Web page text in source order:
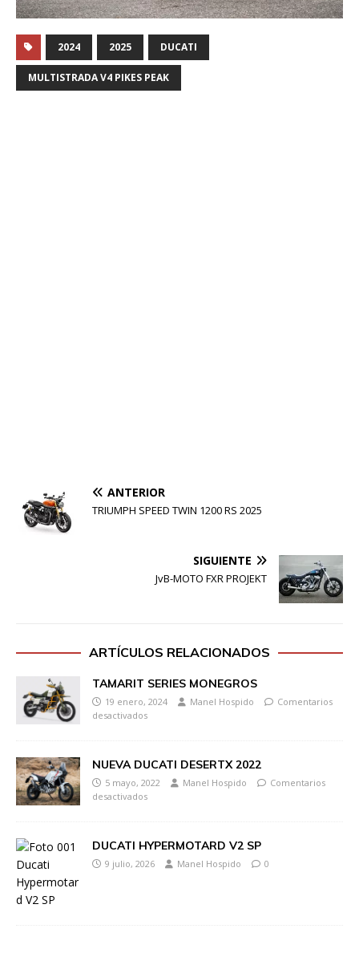
2024 2025 DUCATI
MULTISTRADA V4 PIKES PEAK
ANTERIOR
TRIUMPH SPEED TWIN 1200 RS 2025
SIGUIENTE
JvB-MOTO FXR PROJEKT
ARTÍCULOS RELACIONADOS
TAMARIT SERIES MONEGROS
19 enero, 2024 Manel Hospido
Comentarios
desactivados
NUEVA DUCATI DESERTX 2022
5 mayo, 2022 Manel Hospido
Comentarios
desactivados
DUCATI HYPERMOTARD V2 SP
9 julio, 2026 Manel Hospido 0